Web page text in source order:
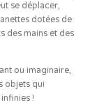
se déplacer,
dotées de
des mains et des
ou imaginaire,
objets qui
!